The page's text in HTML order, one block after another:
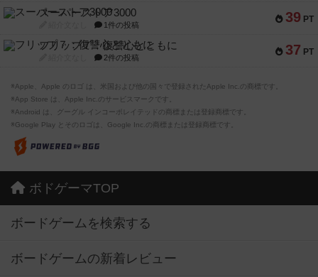
39 PT
スーパーストア3000
1件の投稿
37 PT
フリップ７：復讐心とともに
2件の投稿
※Apple、Apple のロゴ は、米国および他の国々で登録されたApple Inc.の商標です。
※App Store は、Apple Inc.のサービスマークです。
※Android は、グーグル インコーポレイテッドの商標または登録商標です。
※Google Play とそのロゴは、Google Inc.の商標または登録商標です。
ボドゲーマTOP
ボードゲームを検索する
ボードゲームの新着レビュー